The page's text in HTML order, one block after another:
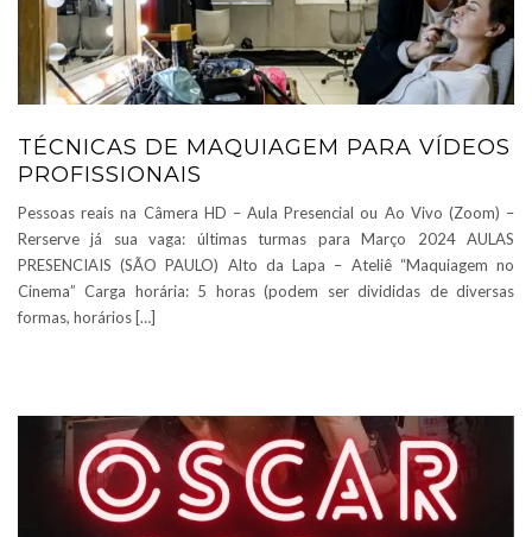
TÉCNICAS DE MAQUIAGEM PARA VÍDEOS
PROFISSIONAIS
Pessoas reais na Câmera HD – Aula Presencial ou Ao Vivo (Zoom) –
Rerserve já sua vaga: últimas turmas para Março 2024 AULAS
PRESENCIAIS (SÃO PAULO) Alto da Lapa – Ateliê “Maquiagem no
Cinema” Carga horária: 5 horas (podem ser divididas de diversas
formas, horários […]